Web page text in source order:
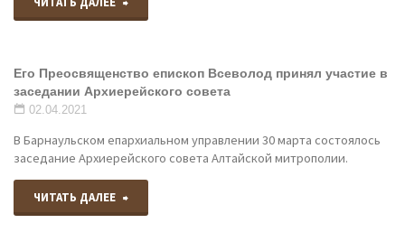
епархии
участие
в
межведомственном
Его Преосвященство епископ Всеволод принял участие в
заседании Архиерейского совета
02.04.2021
В Барнаульском епархиальном управлении 30 марта состоялось
заседание Архиерейского совета Алтайской митрополии.
ЧИТАТЬ ДАЛЕЕ "Его